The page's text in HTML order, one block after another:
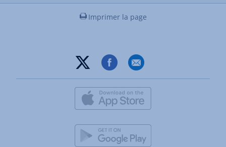
Imprimer la page